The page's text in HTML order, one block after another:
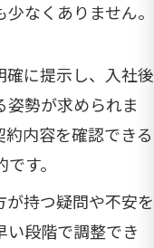
なくありません。
確に提示し、入社後
勢が求められま
内容を確認できる
す。
持つ疑問や不安を
い段階で調整でき